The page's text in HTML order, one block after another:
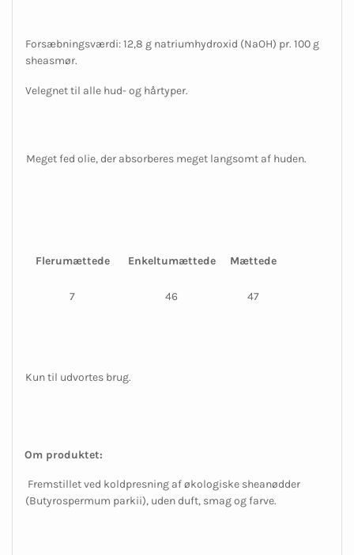
Forsæbningsværdi: 12,8 g natriumhydroxid (NaOH) pr. 100 g
sheasmør.
Velegnet til alle hud- og hårtyper.
Meget fed olie, der absorberes meget langsomt af huden.
Flerumættede Enkeltumættede Mættede
7 46 47
Kun til udvortes brug.
Om produktet:
Fremstillet ved koldpresning af økologiske sheanødder
(Butyrospermum parkii), uden duft, smag og farve.